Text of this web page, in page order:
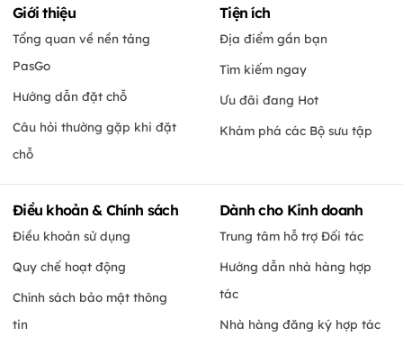
Giới thiệu
Tổng quan về nền tảng
PasGo
Hướng dẫn đặt chỗ
Câu hỏi thường gặp khi đặt
chỗ
Tiện ích
Địa điểm gần bạn
Tìm kiếm ngay
Ưu đãi đang Hot
Khám phá các Bộ sưu tập
Điều khoản & Chính sách
Điều khoản sử dụng
Quy chế hoạt động
Chính sách bảo mật thông
tin
Dành cho Kinh doanh
Trung tâm hỗ trợ Đối tác
Hướng dẫn nhà hàng hợp
tác
Nhà hàng đăng ký hợp tác